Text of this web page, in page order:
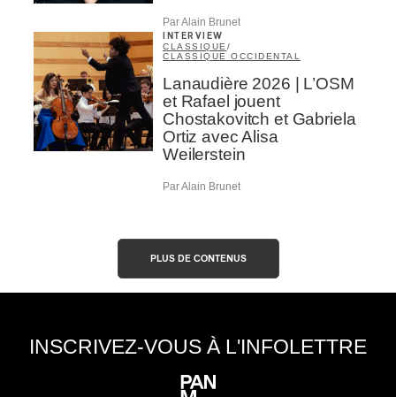
Par Alain Brunet
INTERVIEW
CLASSIQUE /
CLASSIQUE OCCIDENTAL
Lanaudière 2026 | L’OSM
et Rafael jouent
Chostakovitch et Gabriela
Ortiz avec Alisa
Weilerstein
Par Alain Brunet
PLUS DE CONTENUS
INSCRIVEZ-VOUS À L'INFOLETTRE